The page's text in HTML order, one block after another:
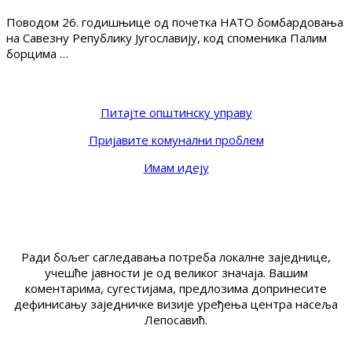
Поводом 26. годишњице од почетка НАТО бомбардовања
на Савезну Републику Југославију, код споменика Палим
борцима …
Питајте општинску управу
Пријавите комунални проблем
Имам идеју
Ради бољег сагледавања потреба локалне заједнице,
учешће јавности је од великог значаја. Вашим
коментарима, сугестијама, предлозима допринесите
дефинисању заједничке визије уређења центра насеља
Лепосавић.